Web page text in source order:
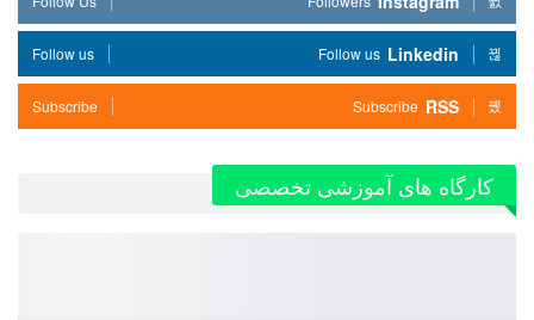
Linkedin
Follow us
Follow us
RSS
Subscribe
Subscribe
کارگاه های آموزشی تخصصی